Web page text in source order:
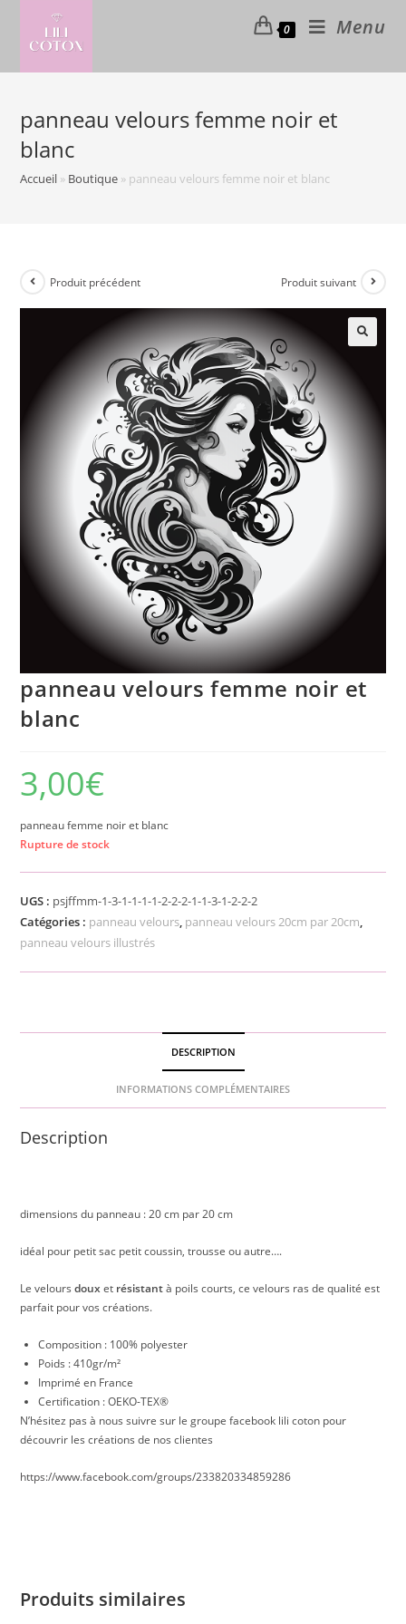
content
0 Menu
panneau velours femme noir et
blanc
Accueil » Boutique » panneau velours femme noir et blanc
Produit précédent Produit suivant
panneau velours femme noir et
blanc
3,00€
panneau femme noir et blanc
Rupture de stock
UGS : psjffmm-1-3-1-1-1-1-2-2-2-1-1-3-1-2-2-2
Catégories : panneau velours, panneau velours 20cm par 20cm,
panneau velours illustrés
DESCRIPTION
INFORMATIONS COMPLÉMENTAIRES
Description
dimensions du panneau : 20 cm par 20 cm
idéal pour petit sac petit coussin, trousse ou autre….
Le veloursdouxet résistantà poils courts, ce velours ras de qualité est
parfait pour vos créations.
Composition : 100% polyester
Poids : 410gr/m²
Imprimé en France
Certification : OEKO-TEX®
N’hésitez pas à nous suivre sur le groupe facebook lili coton pour
découvrir les créations de nos clientes
https://www.facebook.com/groups/233820334859286
Produits similaires